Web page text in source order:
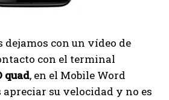
con un vídeo de
con el terminal
quad, en el Mobile Word
apreciar su velocidad y no es